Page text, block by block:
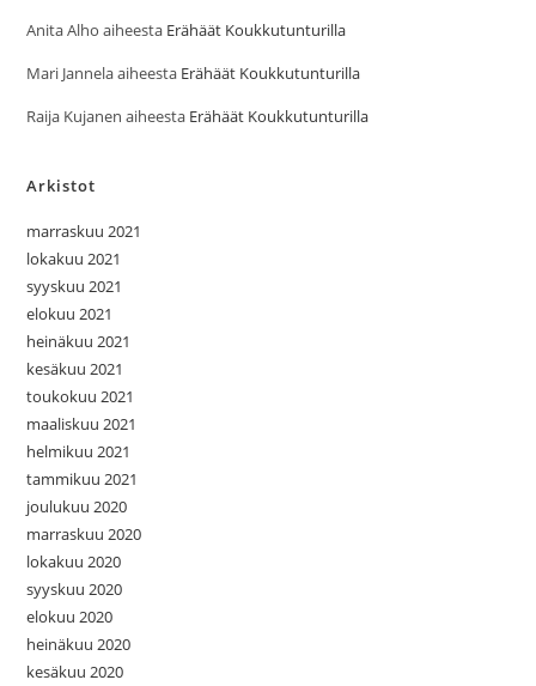
Anita Alho aiheesta Erähäät Koukkutunturilla
Mari Jannelaaiheesta Erähäät Koukkutunturilla
Raija Kujanen aiheesta Erähäät Koukkutunturilla
Arkistot
marraskuu 2021
lokakuu 2021
syyskuu 2021
elokuu 2021
heinäkuu 2021
kesäkuu 2021
toukokuu 2021
maaliskuu 2021
helmikuu 2021
tammikuu 2021
joulukuu 2020
marraskuu 2020
lokakuu 2020
syyskuu 2020
elokuu 2020
heinäkuu 2020
kesäkuu 2020